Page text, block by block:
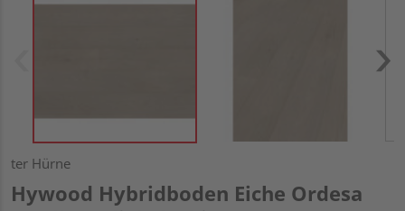
ter Hürne
Hywood Hybridboden Eiche Ordesa